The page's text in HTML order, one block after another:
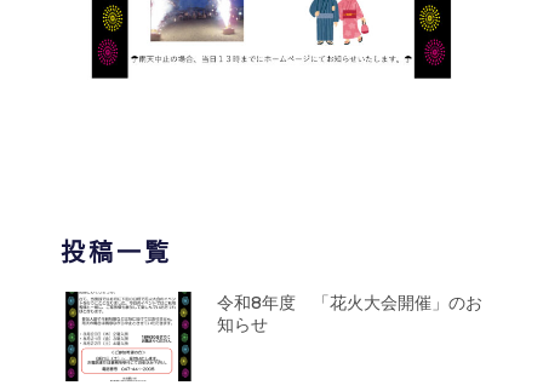
投稿一覧
令和8年度 「花火大会開催」のお
知らせ